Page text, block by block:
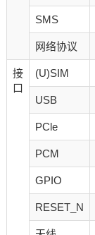
SMS
网络协议
接
口
(U)SIM
USB
PCle
PCM
GPIO
RESET_N